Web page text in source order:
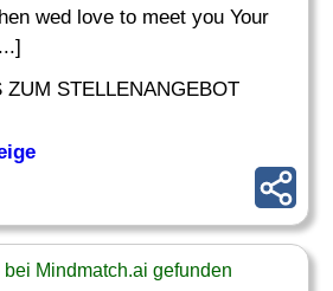
wed love to meet you Your
ZUM STELLENANGEBOT
Mindmatch.ai gefunden